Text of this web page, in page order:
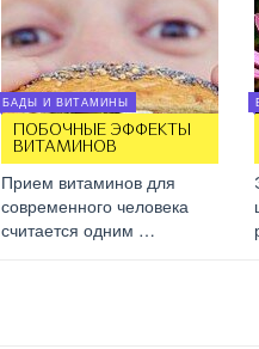
БАДЫ И ВИТАМИНЫ
ПОБОЧНЫЕ ЭФФЕКТЫ
ВИТАМИНОВ
Прием витаминов для
современного человека
считается одним …